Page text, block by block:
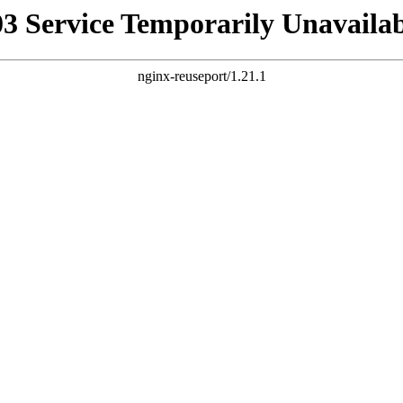
Service Temporarily
nginx-reuseport/1.21.1